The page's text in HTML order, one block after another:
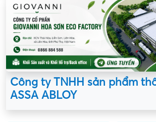
Công ty TNHH sản phẩm
ASSA ABLOY